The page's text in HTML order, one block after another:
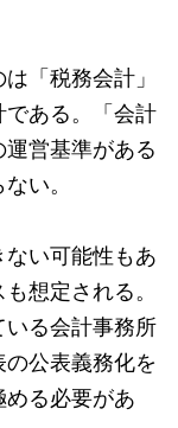
「税務会計」
ある。「会計
営基準がある
い。
い可能性もあ
想定される。
る会計事務所
公表義務化を
る必要があ